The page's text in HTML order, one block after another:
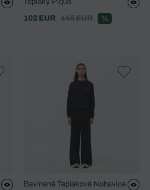
Tepláky Piqué
102 EUR
145 EUR %
Bavlnené Teplákové Nohavice